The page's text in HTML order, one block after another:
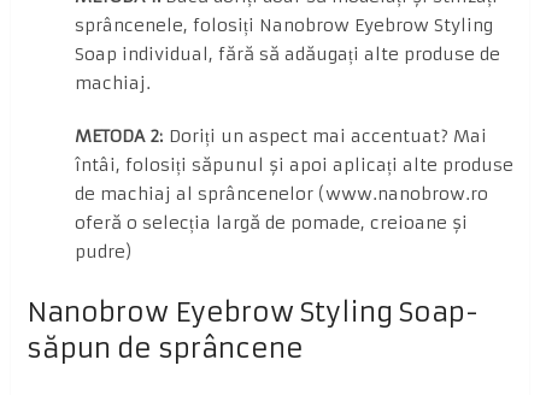
sprâncenele, folosiți Nanobrow Eyebrow Styling
Soap individual, fără să adăugați alte produse de
machiaj.
METODA 2: Doriți un aspect mai accentuat? Mai
întâi, folosiți săpunul și apoi aplicați alte produse
de machiaj al sprâncenelor (www.nanobrow.ro
oferă o selecția largă de pomade, creioane și
pudre)
Nanobrow Eyebrow Styling Soap-
săpun de sprâncene